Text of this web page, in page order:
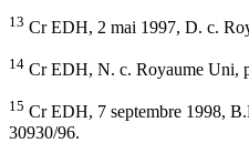
13 Cr EDH, 2 mai 1997, D. c.
14 Cr EDH, N. c. Royaume Uni,
15 Cr EDH, 7 septembre 1998,
30930/96.